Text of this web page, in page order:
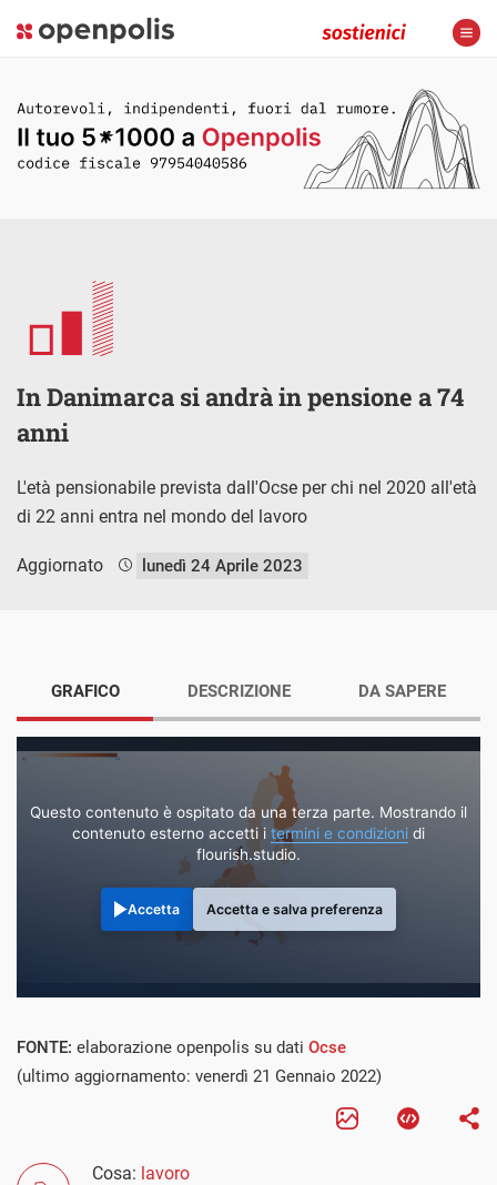
In Danimarca si andrà in pensione a 74
anni
L'età pensionabile prevista dall'Ocse per chi nel 2020 all'età
di 22 anni entra nel mondo del lavoro
Aggiornato lunedì 24 Aprile 2023
GRAFICO
Questo contenuto è ospitato da una terza parte. Mostrando il
contenuto esterno accetti i termini e condizioni di
flourish.studio.
Accetta Accetta e salva preferenza
DESCRIZIONE DA SAPERE
FONTE: elaborazione openpolis su dati Ocse
(ultimo aggiornamento: venerdì 21 Gennaio 2022)
Cosa: lavoro